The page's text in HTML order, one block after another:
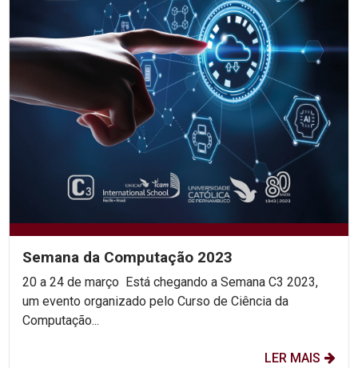
Semana da Computação 2023
20 a 24 de março Está chegando a Semana C3 2023,
um evento organizado pelo Curso de Ciência da
Computação...
LER MAIS